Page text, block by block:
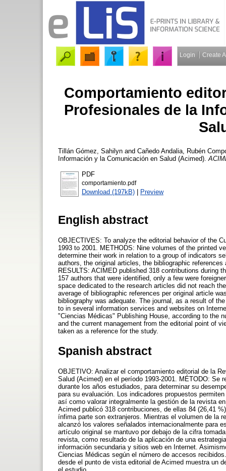
Login Create
Comportamiento
Profesionales de la
Tillán Gómez, Sahilyn and Cañedo Andalia, Rubén
Información y la Comunicación en Salud (Acimed).
PDF
comportamiento.pdf
Download (197kB) | Preview
English abstract
OBJECTIVES: To analyze the editorial behavior of the
1993 to 2001. METHODS: Nine volumes of the printed
determine their work in relation to a group of indicators
authors, the original articles, the bibliographic
RESULTS: ACIMED published 318 contributions during
157 authors that were identified, only a few were
space dedicated to the research articles did not reach
average of bibliographic references per original article
bibliography was adequate. The journal, as a result of
to in several information services and websites on
"Ciencias Médicas" Publishing House, according to the
and the current management from the editorial point of
taken as a reference for the study.
Spanish abstract
OBJETIVO: Analizar el comportamiento editorial de la
Salud (Acimed) en el período 1993-2001. MÉTODO: Se
durante los años estudiados, para determinar su
para su evaluación. Los indicadores propuestos
así como valorar integralmente la gestión de la revista
Acimed publicó 318 contribuciones, de ellas 84 (26,41
ínfima parte son extranjeros. Mientras el volumen de la
alcanzó los valores señalados internacionalmente para
artículo original se mantuvo por debajo de la cifra
revista, como resultado de la aplicación de una
información secundaria y sitios web en Internet.
Ciencias Médicas según el número de accesos
desde el punto de vista editorial de Acimed muestra un